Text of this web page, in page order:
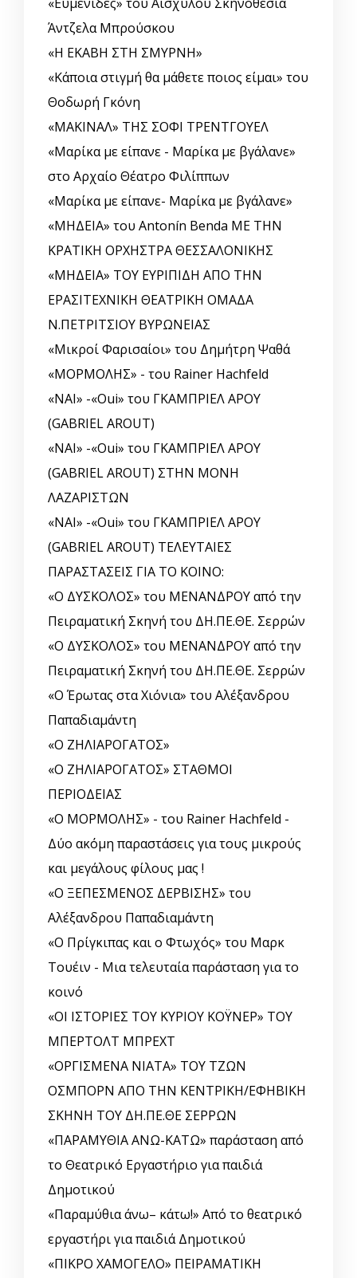
Άντζελα Μπρούσκου
«Η ΕΚΑΒΗ ΣΤΗ ΣΜΥΡΝΗ»
«Κάποια στιγμή θα μάθετε ποιος είμαι» του
Θοδωρή Γκόνη
«ΜΑΚΙΝΑΛ» ΤΗΣ ΣΟΦΙ ΤΡΕΝΤΓΟΥΕΛ
«Μαρίκα με είπανε - Μαρίκα με βγάλανε»
στο Αρχαίο Θέατρο Φιλίππων
«Μαρίκα με είπανε- Μαρίκα με βγάλανε»
«ΜΗΔΕΙΑ» του Antonín Benda ΜΕ ΤΗΝ
ΚΡΑΤΙΚΗ ΟΡΧΗΣΤΡΑ ΘΕΣΣΑΛΟΝΙΚΗΣ
«ΜΗΔΕΙΑ» ΤΟΥ ΕΥΡΙΠΙΔΗ ΑΠΟ ΤΗΝ
ΕΡΑΣΙΤΕΧΝΙΚΗ ΘΕΑΤΡΙΚΗ ΟΜΑΔΑ
Ν.ΠΕΤΡΙΤΣΙΟΥ ΒΥΡΩΝΕΙΑΣ
«Μικροί Φαρισαίοι» του Δημήτρη Ψαθά
«ΜΟΡΜΟΛΗΣ» - του Rainer Hachfeld
«ΝΑΙ» -«Oui» του ΓΚΑΜΠΡΙΕΛ ΑΡΟΥ
(GABRIEL AROUT)
«ΝΑΙ» -«Oui» του ΓΚΑΜΠΡΙΕΛ ΑΡΟΥ
(GABRIEL AROUT) ΣΤΗΝ ΜΟΝΗ
ΛΑΖΑΡΙΣΤΩΝ
«ΝΑΙ» -«Oui» του ΓΚΑΜΠΡΙΕΛ ΑΡΟΥ
(GABRIEL AROUT) ΤΕΛΕΥΤΑΙΕΣ
ΠΑΡΑΣΤΑΣΕΙΣ ΓΙΑ ΤΟ ΚΟΙΝΟ:
«Ο ΔΥΣΚΟΛΟΣ» του ΜΕΝΑΝΔΡΟΥ από την
Πειραματική Σκηνή του ΔΗ.ΠΕ.ΘΕ. Σερρών
«Ο ΔΥΣΚΟΛΟΣ» του ΜΕΝΑΝΔΡΟΥ από την
Πειραματική Σκηνή του ΔΗ.ΠΕ.ΘΕ. Σερρών
«Ο Έρωτας στα Χιόνια» του Αλέξανδρου
Παπαδιαμάντη
«Ο ΖΗΛΙΑΡΟΓΑΤΟΣ»
«Ο ΖΗΛΙΑΡΟΓΑΤΟΣ» ΣΤΑΘΜΟΙ
ΠΕΡΙΟΔΕΙΑΣ
«Ο ΜΟΡΜΟΛΗΣ» - του Rainer Hachfeld -
Δύο ακόμη παραστάσεις για τους μικρούς
και μεγάλους φίλους μας !
«Ο ΞΕΠΕΣΜΕΝΟΣ ΔΕΡΒΙΣΗΣ» του
Αλέξανδρου Παπαδιαμάντη
«Ο Πρίγκιπας και ο Φτωχός» του Μαρκ
Τουέιν - Μια τελευταία παράσταση για το
κοινό
«ΟΙ ΙΣΤΟΡΙΕΣ ΤΟΥ ΚΥΡΙΟΥ ΚΟΫΝΕΡ» ΤΟΥ
ΜΠΕΡΤΟΛΤ ΜΠΡΕΧΤ
«ΟΡΓΙΣΜΕΝΑ ΝΙΑΤΑ» ΤΟΥ ΤΖΩΝ
ΟΣΜΠΟΡΝ ΑΠΟ ΤΗΝ ΚΕΝΤΡΙΚΗ/ΕΦΗΒΙΚΗ
ΣΚΗΝΗ ΤΟΥ ΔΗ.ΠΕ.ΘΕ ΣΕΡΡΩΝ
«ΠΑΡΑΜΥΘΙΑ ΑΝΩ-ΚΑΤΩ» παράσταση από
το Θεατρικό Εργαστήριο για παιδιά
Δημοτικού
«Παραμύθια άνω– κάτω!» Από το θεατρικό
εργαστήρι για παιδιά Δημοτικού
«ΠΙΚΡΟ ΧΑΜΟΓΕΛΟ» ΠΕΙΡΑΜΑΤΙΚΗ